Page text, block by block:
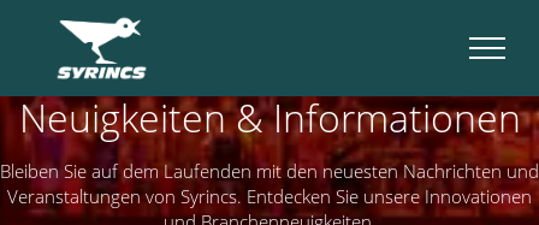
Neuigkeiten & Informationen
Bleiben Sie auf dem Laufenden mit den neuesten Nachrichten und
Veranstaltungen von Syrincs. Entdecken Sie unsere Innovationen